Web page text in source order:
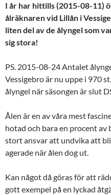
I år har hittills (2015-08-11)
ålräknaren vid Lillån i
liten del av de ålyngel som
sig stora!
PS. 2015-08-24 Antalet
Vessigebro är nu uppe i 970
ålyngel när säsongen är slut
Ålen är en av våra mest
hotad och bara en procent
stort ansvar att undvika att
agerade när ålen dog ut.
Kan något då göras för att
gott exempel på en lyckad